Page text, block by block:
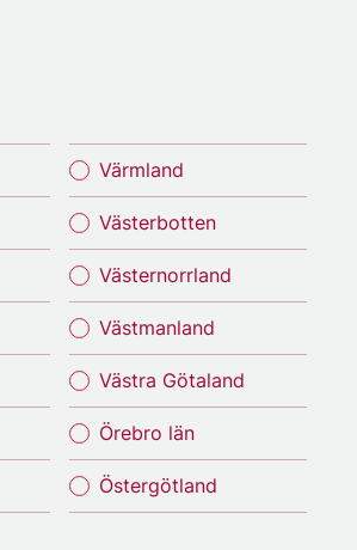
Värmland
Västerbotten
Västernorrland
Västmanland
Västra Götaland
Örebro län
Östergötland